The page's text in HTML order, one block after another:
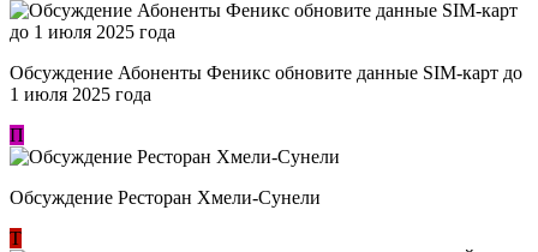
Обсуждение Абоненты Феникс обновите данные SIM-карт до
1 июля 2025 года
П
Обсуждение Ресторан Хмели-Сунели
Т